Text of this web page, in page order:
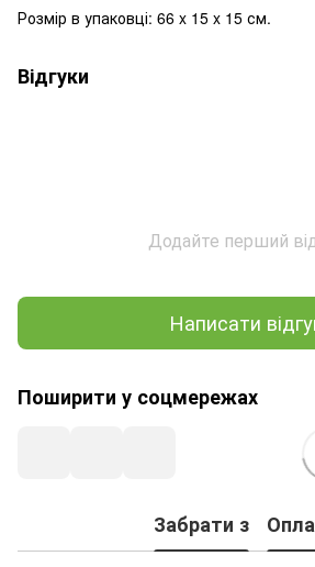
Розмір в упаковці: 66 x 15 x 15 см.
Відгуки
Додайте перший
Написати
Поширити у соцмережах
Забрати з